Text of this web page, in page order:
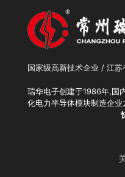
国家级高新技术企业 / 江苏
瑞华电子创建于1986年,国
化电力半导体模块制造企业